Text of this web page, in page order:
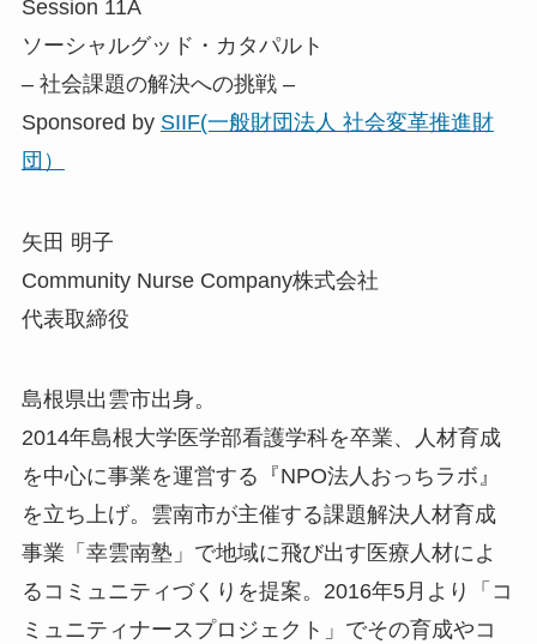
Session 11A
ソーシャルグッド・カタパルト
– 社会課題の解決への挑戦 –
Sponsored by SIIF(一般財団法人 社会変革推進財
団）
矢田 明子
Community Nurse Company株式会社
代表取締役
島根県出雲市出身。
2014年島根大学医学部看護学科を卒業、人材育成
を中心に事業を運営する『NPO法人おっちラボ』
を立ち上げ。雲南市が主催する課題解決人材育成
事業「幸雲南塾」で地域に飛び出す医療人材によ
るコミュニティづくりを提案。2016年5月より「コ
ミュニティナースプロジェクト」でその育成やコ